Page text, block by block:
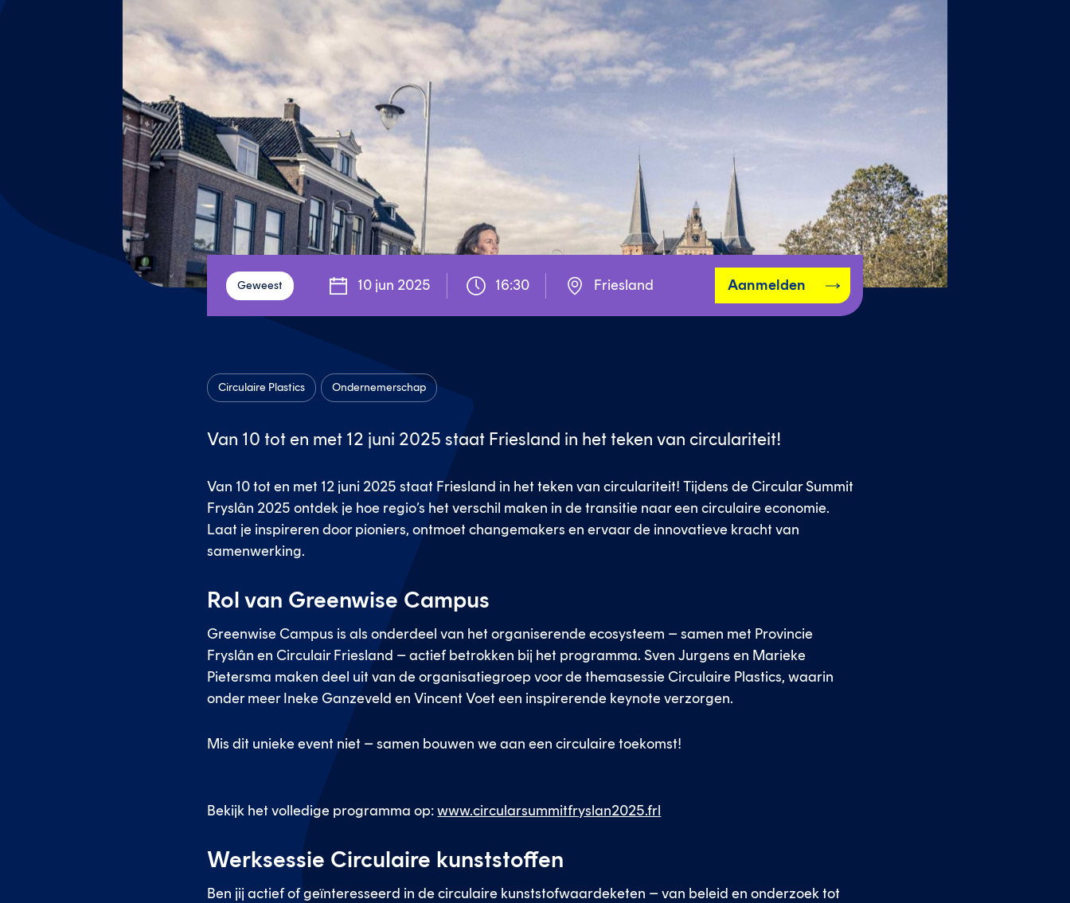
Geweest 10 jun 2025 16:30 Friesland Aanmelden
Circulaire Plastics Ondernemerschap
Van 10 tot en met 12 juni 2025 staat Friesland in het teken van circulariteit!
Van 10 tot en met 12 juni 2025 staat Friesland in het teken van circulariteit! Tijdens de Circular Summit
Fryslân 2025 ontdek je hoe regio’s het verschil maken in de transitie naar een circulaire economie.
Laat je inspireren door pioniers, ontmoet changemakers en ervaar de innovatieve kracht van
samenwerking.
Rol van Greenwise Campus
Greenwise Campus is als onderdeel van het organiserende ecosysteem – samen met Provincie
Fryslân en Circulair Friesland – actief betrokken bij het programma. Sven Jurgens en Marieke
Pietersma maken deel uit van de organisatiegroep voor de themasessie Circulaire Plastics, waarin
onder meer Ineke Ganzeveld en Vincent Voet een inspirerende keynote verzorgen.
Mis dit unieke event niet – samen bouwen we aan een circulaire toekomst!
Bekijk het volledige programma op:www.circularsummitfryslan2025.frl
Werksessie Circulaire kunststoffen
Ben jij actief of geïnteresseerd in de circulaire kunststofwaardeketen – van beleid en onderzoek tot